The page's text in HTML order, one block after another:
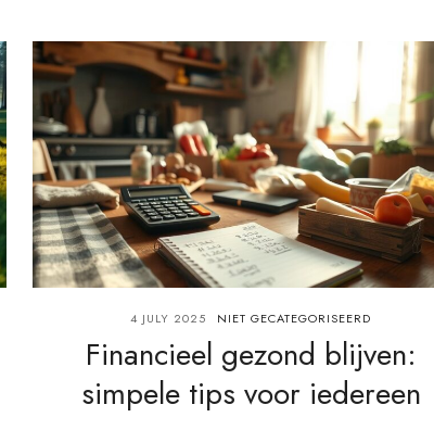
4 JULY 2025 NIET GECATEGORISEERD
Financieel gezond blijven:
simpele tips voor iedereen